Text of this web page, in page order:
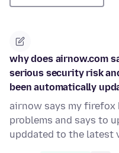
why does airnow.com
serious security risk
been automatically
airnow says my
problems and says to
upddated to the latest